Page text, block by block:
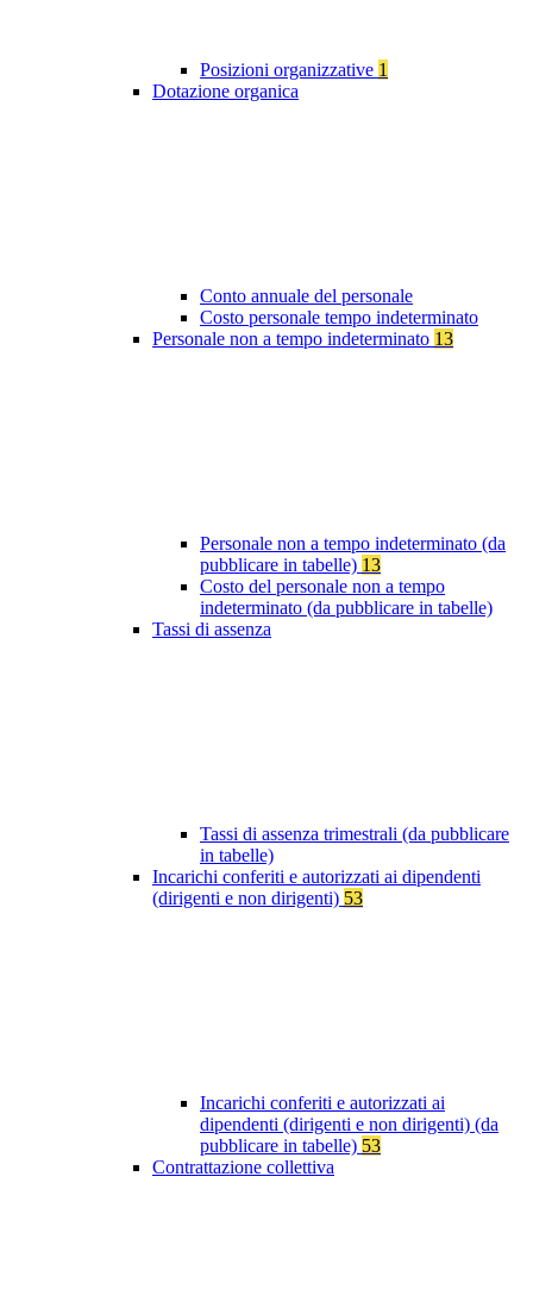
Posizioni organizzative 1
Dotazione organica
Conto annuale del personale
Costo personale tempo indeterminato
Personale non a tempo indeterminato 13
Personale non a tempo indeterminato (da
pubblicare in tabelle) 13
Costo del personale non a tempo
indeterminato (da pubblicare in tabelle)
Tassi di assenza
Tassi di assenza trimestrali (da pubblicare
in tabelle)
Incarichi conferiti e autorizzati ai dipendenti
(dirigenti e non dirigenti) 53
Incarichi conferiti e autorizzati ai
dipendenti (dirigenti e non dirigenti) (da
pubblicare in tabelle) 53
Contrattazione collettiva